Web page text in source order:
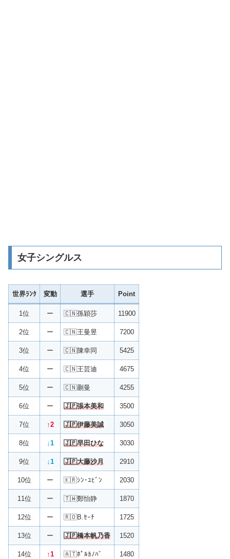
女子シングルス
世界ﾗﾝｸ 変動 選手 Point
1位 ー 🇨🇳孫穎莎 11900
2位 ー 🇨🇳王曼昱 7200
3位 ー 🇨🇳陳幸同 5425
4位 ー 🇨🇳王芸迪 4675
5位 ー 🇨🇳蒯曼 4255
6位 ー 🇯🇵張本美和 3500
7位 ↑2 🇯🇵伊藤美誠 3050
8位 ↓1 🇯🇵早田ひな 3030
9位 ↓1 🇯🇵大藤沙月 2910
10位 ー 🇰🇷ｼﾝ･ﾕﾋﾞﾝ 2030
11位 ー 🇹🇼鄭怡静 1870
12位 ー 🇷🇴B.ｾｰﾁ 1725
13位 ー 🇯🇵橋本帆乃香 1520
14位 ↑1 🇦🇹ﾎﾟﾙｶﾉﾊﾞ 1480